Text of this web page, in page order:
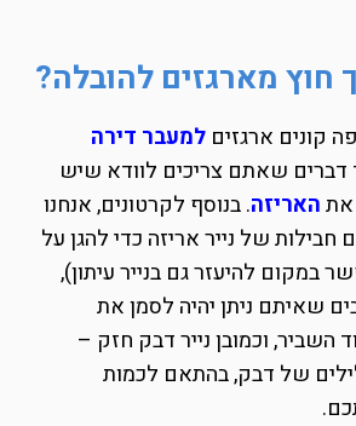
חוץ מארגזים להובלה?
קונים ארגזים למעבר דירה
דברים שאתם צריכים לוודא שיש
אתהאריזה. בנוסף לקרטונים, אנחנו
חבילות של נייר אריזה כדי להגן על
במקום להיעזר גם בנייר עיתון),
שאיתם ניתן יהיה לסמן את
השביר, וכמובן נייר דבק חזק –
בין 4-6 גלילים של דבק, בהתאם לכמות